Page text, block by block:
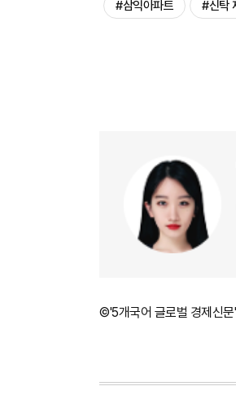
#삼익아파트 #신탁
©'5개국어 글로벌 경제신문